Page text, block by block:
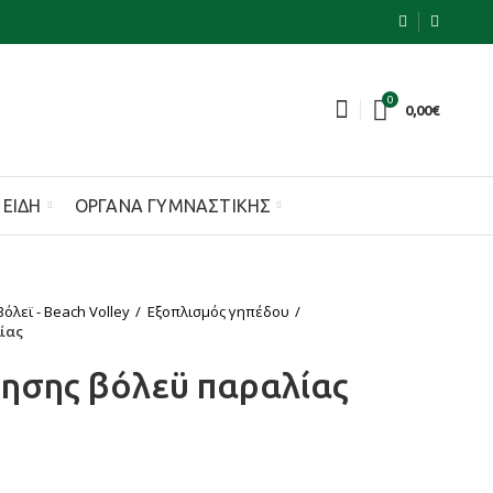
0
0,00€
ΌΡΓΑΝΑ ΓΥΜΝΑΣΤΙΚΉΣ
- Beach Volley
Εξοπλισμός γηπέδου
βόλεϋ παραλίας